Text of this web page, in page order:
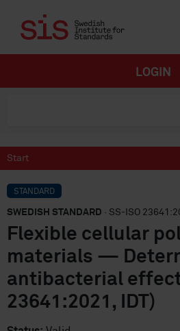
LOGIN
Start
STANDARD
SWEDISH STANDARD · SS-ISO
Flexible cellular
materials —
antibacterial
23641:2021, IDT)